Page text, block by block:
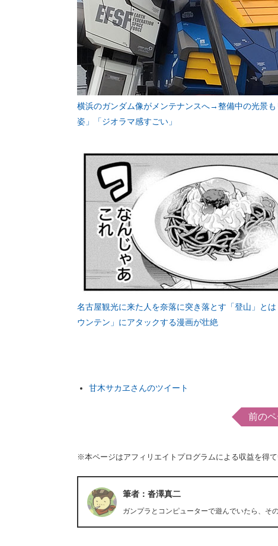
横浜のガンダム像がメンテナンスへ→整備中の光景
姿」「ジオラマ感すごい」
名古屋観光に来た人を奈落に突き落とす「登山」と
ウンテン」にアタックする漫画が壮絶
甘木サカヱさんのツイート
前の
※本ページはアフィリエイトプログラムによる収益を得
筆者：沓澤真二
ガンプラとコンピューターで遊んでいたら、そ